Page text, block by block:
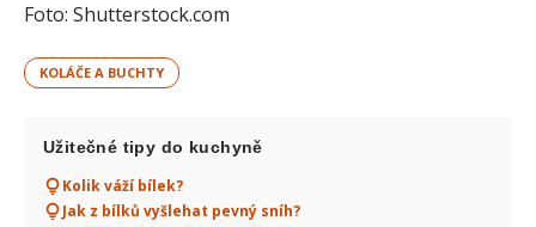
Foto: Shutterstock.com
KOLÁČE A BUCHTY
Užitečné tipy do kuchyně
Kolik váží bílek?
Jak z bílků vyšlehat pevný sníh?